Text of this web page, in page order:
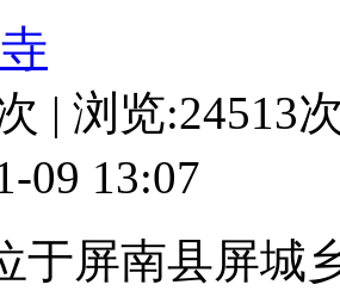
| 浏览:24513
09 13:07
于屏南县屏城